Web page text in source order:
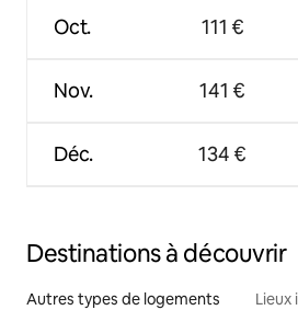
Oct.
Nov.
Déc.
111 €
141 €
134 €
Destinations à découvrir
Autres types de logements